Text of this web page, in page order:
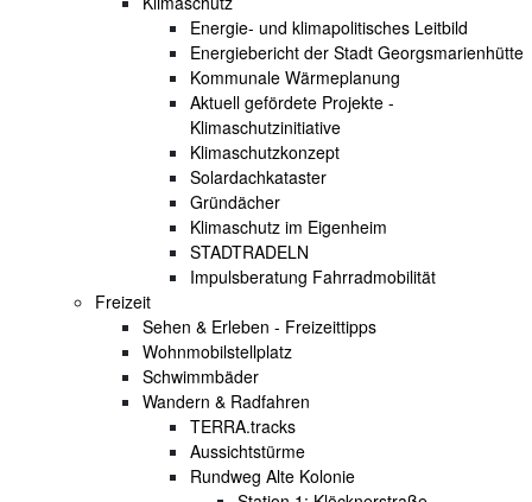
Energie- und klimapolitisches Leitbild
Energiebericht der Stadt Georgsmarienhütte
Kommunale Wärmeplanung
Aktuell gefördete Projekte -
Klimaschutzinitiative
Klimaschutzkonzept
Solardachkataster
Gründächer
Klimaschutz im Eigenheim
STADTRADELN
Impulsberatung Fahrradmobilität
Freizeit
Sehen & Erleben - Freizeittipps
Wohnmobilstellplatz
Schwimmbäder
Wandern & Radfahren
TERRA.tracks
Aussichtstürme
Rundweg Alte Kolonie